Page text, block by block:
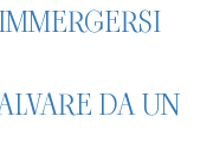
DA UN